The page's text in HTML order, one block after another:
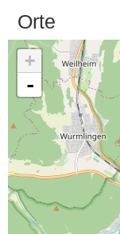
Orte
+
-